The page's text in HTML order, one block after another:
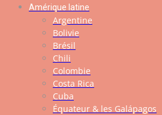
Amérique latine
Argentine
Bolivie
Brésil
Chili
Colombie
Costa Rica
Cuba
Équateur & les Galápagos